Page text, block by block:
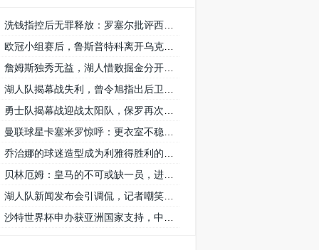
洗钱指控后无罪释放：罗塞尔批评西班牙司法系统的不公正待遇
欧冠小组赛后，鲁斯普特科离开乌克兰 矿工队前往俄罗斯，未来发展如何？
詹姆斯独秀无益，湖人惜败掘金分开赛季首秀
湖人队揭幕战失利，曾令旭指出后卫线需要适应，八村遇困难
勇士队揭幕战迎战太阳队，保罗再次创纪录延续1215场首发之路
曼联球星卡塞米罗惊呼：更衣室不稳定，球队对他要求低
乔治娜的球迷造型成为利雅得胜利的幸运符号
贝林厄姆：皇马的不可或缺一员，进球和助攻数据证明重要性
湖人队新闻发布会引调侃，记者嘲笑掘金队播音员8秒介绍首发阵容速度
沙特世界杯申办获亚洲国家支持，中国和澳大利亚的态度备受关注